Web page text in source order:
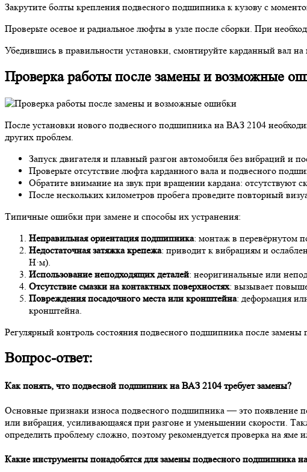
Закрутите болты крепления подвесного подшипника к кузову с
Проверьте осевое и радиальное люфты в узле после сборки. При
Убедившись в правильности установки, смонтируйте карданный вал на
Проверка работы после замены и возможные
После установки нового подвесного подшипника на ВАЗ 2104
других проблем.
Запуск двигателя и плавный разгон автомобиля без вибраций и
Проверьте отсутствие люфта карданного вала и подвесного
Обратите внимание на звук при вращении кардана: отсутствуют
После нескольких километров пробега проведите повторный
Типичные ошибки при замене и способы их устранения:
Неправильная ориентация подшипника: монтаж в перевёрнутом
Недостаточная затяжка крепежа: приводит к вибрациям и
Н·м).
Использование неподходящих деталей: неоригинальные или
Отсутствие смазки на контактных поверхностях: вызывает
Повреждения посадочного места или кронштейна: деформация
кронштейна.
Регулярный контроль состояния подвесного подшипника после
Вопрос-ответ:
Как понять, что подвесной подшипник на ВАЗ 2104 требует замены?
Основные признаки износа подвесного подшипника — это появление
или вибрация, усиливающаяся при разгоне и уменьшении скорости.
определить проблему сложно, поэтому рекомендуется проверка на
Какие инструменты понадобятся для замены подвесного подшипника